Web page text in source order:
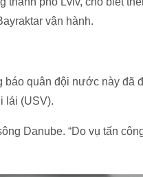
vận hành.
quân đội nước này đã
lái (USV).
Danube. “Do vụ tấn